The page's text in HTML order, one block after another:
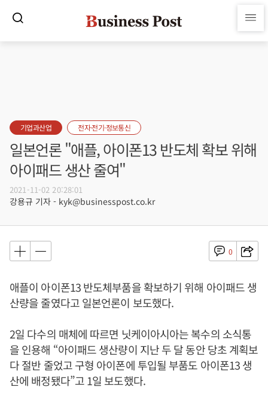
기업과산업 전자·전기·정보통신
일본언론 "애플, 아이폰13 반도체 확보 위해
아이패드 생산 줄여"
2021-11-02 20:28:01
강용규 기자 - kyk@businesspost.co.kr
0
애플이 아이폰13 반도체부품을 확보하기 위해 아이패드 생
산량을 줄였다고 일본언론이 보도했다.
2일 다수의 매체에 따르면 닛케이아시아는 복수의 소식통
을 인용해 “아이패드 생산량이 지난 두 달 동안 당초 계획보
다 절반 줄었고 구형 아이폰에 투입될 부품도 아이폰13 생
산에 배정됐다”고 1일 보도했다.